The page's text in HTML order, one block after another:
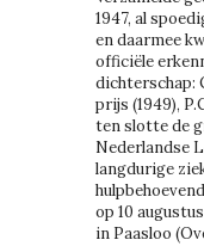
1947, al
en daarmee
officiële
dichterschap:
prijs (1949),
ten slotte de
Nederlandse
langdurige
op 10
in Paasloo